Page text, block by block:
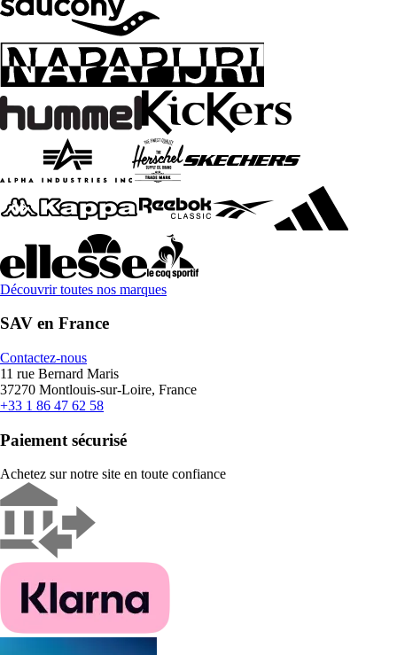
Découvrir toutes nos marques
SAV en France
Contactez-nous
11 rue Bernard Maris
37270 Montlouis-sur-Loire, France
+33 1 86 47 62 58
Paiement sécurisé
Achetez sur notre site en toute confiance